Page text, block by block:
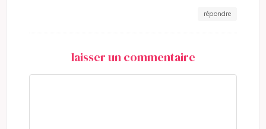
répondre
laisser un commentaire